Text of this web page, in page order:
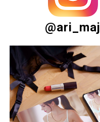
@ari_maj